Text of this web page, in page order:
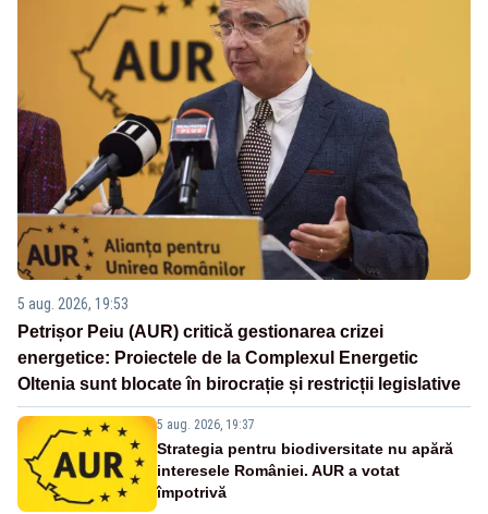
5 aug. 2026, 19:53
Petrișor Peiu (AUR) critică gestionarea crizei
energetice: Proiectele de la Complexul Energetic
Oltenia sunt blocate în birocrație și restricții legislative
5 aug. 2026, 19:37
Strategia pentru biodiversitate nu apără
interesele României. AUR a votat
împotrivă